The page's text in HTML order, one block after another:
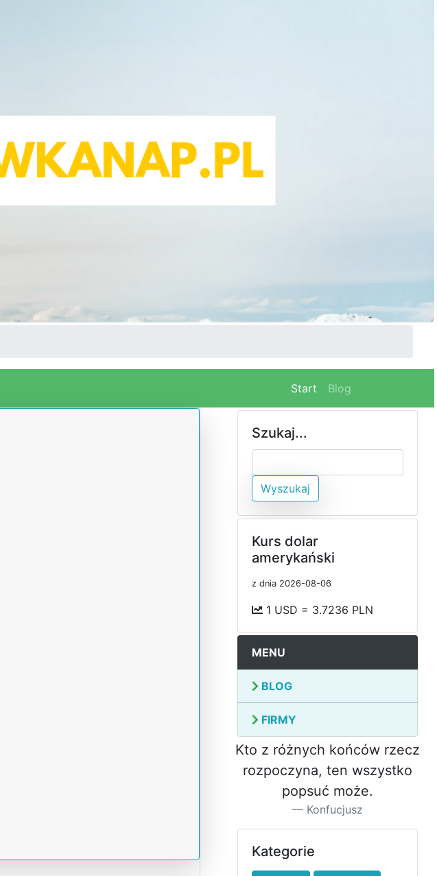
Start (current)
Blog
Szukaj...
Wyszukaj
Kurs dolar
amerykański
z dnia 2026-08-06
1 USD = 3.7236 PLN
MENU
BLOG
FIRMY
Kto z różnych końców rzecz
rozpoczyna, ten wszystko
popsuć może.
Konfucjusz
Kategorie